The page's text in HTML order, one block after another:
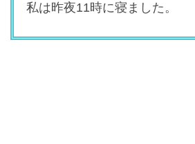
私は昨夜11時に寝ました。